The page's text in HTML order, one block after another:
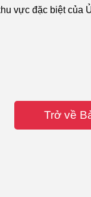
vực đặc biệt
Trở về